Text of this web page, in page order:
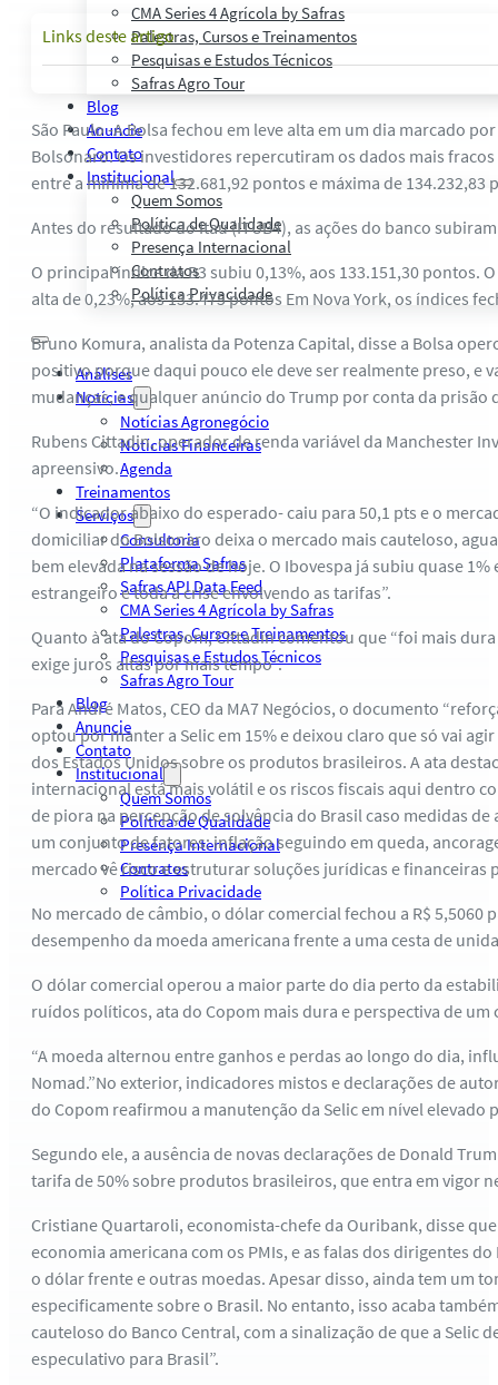
CMA Series 4 Agrícola by Safras
Palestras, Cursos e Treinamentos
Pesquisas e Estudos Técnicos
Safras Agro Tour
Blog
Anuncie
Contato
Institucional
Quem Somos
Política de Qualidade
Presença Internacional
Contratos
Política Privacidade
Análises
Notícias
Notícias Agronegócio
Notícias Financeiras
Agenda
Treinamentos
Serviços
Consultoria
Plataforma Safras
Safras API Data Feed
CMA Series 4 Agrícola by Safras
Palestras, Cursos e Treinamentos
Pesquisas e Estudos Técnicos
Safras Agro Tour
Blog
Anuncie
Contato
Institucional
Quem Somos
Política de Qualidade
Presença Internacional
Contratos
Política Privacidade
Links deste artigo
São Paulo -A Bolsa fechou em leve alta em um dia marcado
Bolsonaro. Os investidores repercutiram os dados mais
entre a mínima de 132.681,92 pontos e máxima de 134.232,83
Antes do resultado do Itaú (ITUB4), as ações do banco
O principal índice da B3 subiu 0,13%, aos 133.151,30
alta de 0,23%, aos 133.475 pontos Em Nova York, os índices
Bruno Komura, analista da Potenza Capital, disse a Bolsa
positivo porque daqui pouco ele deve ser realmente preso, e
mudanças, e qualquer anúncio do Trump por conta da prisão
Rubens Cittadin, operador de renda variável da Manchester
apreensivo.
“O indicador abaixo do esperado- caiu para 50,1 pts e o
domiciliar do Bolsonaro deixa o mercado mais cauteloso,
bem elevada na sessão de hoje. O Ibovespa já subiu quase
estrangeiro e toda a crise envolvendo as tarifas”.
Quanto à ata do Copom, Cittadin comentou que “foi mais
exige juros altas por mais tempo”.
Para André Matos, CEO da MA7 Negócios, o documento
optou por manter a Selic em 15% e deixou claro que só vai
dos Estados Unidos sobre os produtos brasileiros. A ata
internacional está mais volátil e os riscos fiscais aqui dentro
de piora na percepção de solvência do Brasil caso medidas
um conjunto de fatores: inflação seguindo em queda,
mercado vê risco e estruturar soluções jurídicas e financeiras
No mercado de câmbio, o dólar comercial fechou a R$ 5,5060
desempenho da moeda americana frente a uma cesta de
O dólar comercial operou a maior parte do dia perto da
ruídos políticos, ata do Copom mais dura e perspectiva de
“A moeda alternou entre ganhos e perdas ao longo do dia,
Nomad.”No exterior, indicadores mistos e declarações de
do Copom reafirmou a manutenção da Selic em nível
Segundo ele, a ausência de novas declarações de Donald
tarifa de 50% sobre produtos brasileiros, que entra em vigor
Cristiane Quartaroli, economista-chefe da Ouribank, disse
economia americana com os PMIs, e as falas dos dirigentes
o dólar frente e outras moedas. Apesar disso, ainda tem um
especificamente sobre o Brasil. No entanto, isso acaba
cauteloso do Banco Central, com a sinalização de que a
especulativo para Brasil”.